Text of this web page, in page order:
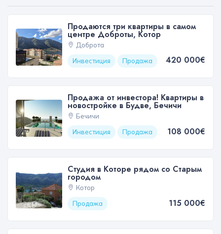
Продаются три квартиры в самом
центре Доброты, Котор
Доброта
Инвестиция
Продажа 420 000€
Продажа от инвестора! Квартиры в
новостройке в Будве, Бечичи
Бечичи
Инвестиция
Продажа 108 000€
Студия в Которе рядом со Старым
городом
Котор
Продажа
115 000€